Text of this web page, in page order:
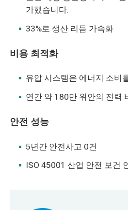
가했습니다.
33%로 생산 리듬 가속화
비용 최적화
유압 시스템은 에너지 소비
연간 약 180만 위안의 전력
안전 성능
5년간 안전사고 0건
ISO 45001 산업 안전 보건